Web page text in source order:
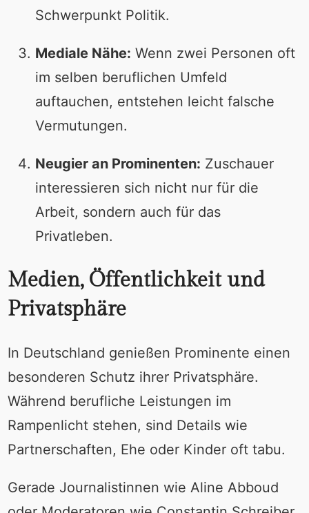
Schwerpunkt Politik.
Mediale Nähe: Wenn zwei Personen oft
im selben beruflichen Umfeld
auftauchen, entstehen leicht falsche
Vermutungen.
Neugier an Prominenten: Zuschauer
interessieren sich nicht nur für die
Arbeit, sondern auch für das
Privatleben.
Medien, Öffentlichkeit und
Privatsphäre
In Deutschland genießen Prominente einen
besonderen Schutz ihrer Privatsphäre.
Während berufliche Leistungen im
Rampenlicht stehen, sind Details wie
Partnerschaften, Ehe oder Kinder oft tabu.
Gerade Journalistinnen wie Aline Abboud